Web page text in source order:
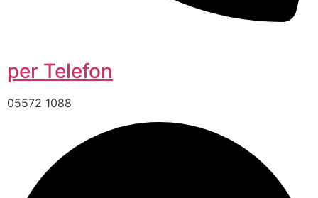
per Telefon
05572 1088